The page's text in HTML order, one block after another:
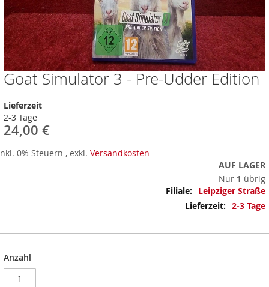
Goat Simulator 3 - Pre-Udder Edition
Lieferzeit
2-3 Tage
24,00 €
0% Steuern , exkl. Versandkosten
AUF LAGER
Nur 1 übrig
Mehr
Informationen
Leipziger Straße
2-3 Tage
Anzahl
Zum
Anfang
der
Bildergalerie
springen